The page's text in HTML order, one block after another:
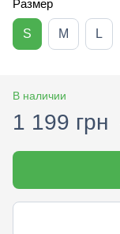
Размер
S M L
В наличии
1 199 грн